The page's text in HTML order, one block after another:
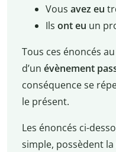
Vous avez eu
Ils ont eu un
Tous ces énoncés
d’un évènement
conséquence se
le présent.
Les énoncés ci-
simple, possèdent